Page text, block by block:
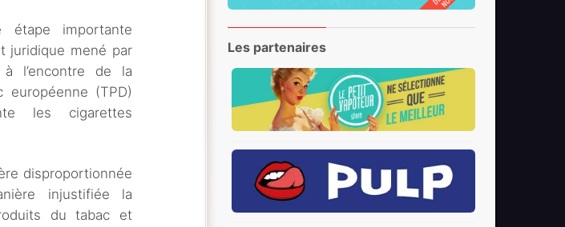
étape importante
juridique mené par
l’encontre de la
européenne (TPD)
les cigarettes
disproportionnée
injustifiée la
du tabac et
Les partenaires